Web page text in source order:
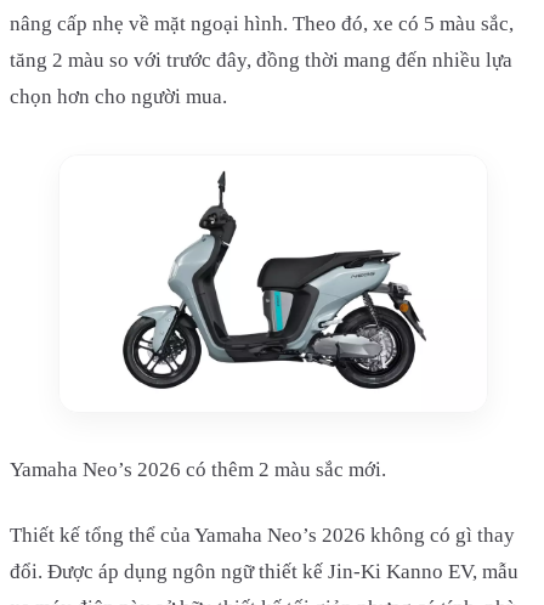
nâng cấp nhẹ về mặt ngoại hình. Theo đó, xe có 5 màu sắc,
tăng 2 màu so với trước đây, đồng thời mang đến nhiều lựa
chọn hơn cho người mua.
Yamaha Neo’s 2026 có thêm 2 màu sắc mới.
Thiết kế tổng thể của Yamaha Neo’s 2026 không có gì thay
đổi. Được áp dụng ngôn ngữ thiết kế Jin-Ki Kanno EV, mẫu